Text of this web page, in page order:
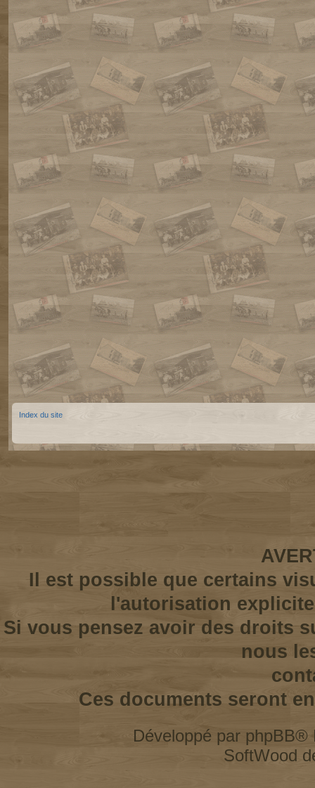
Index du site
Il est possible que certains
l'autorisation
Si vous pensez avoir des droits
nous
Ces documents seront
Développé par phpBB®
SoftWood